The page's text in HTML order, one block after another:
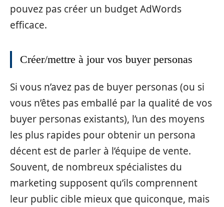
pouvez pas créer un budget AdWords
efficace.
Créer/mettre à jour vos buyer personas
Si vous n’avez pas de buyer personas (ou si
vous n’êtes pas emballé par la qualité de vos
buyer personas existants), l’un des moyens
les plus rapides pour obtenir un persona
décent est de parler à l’équipe de vente.
Souvent, de nombreux spécialistes du
marketing supposent qu’ils comprennent
leur public cible mieux que quiconque, mais